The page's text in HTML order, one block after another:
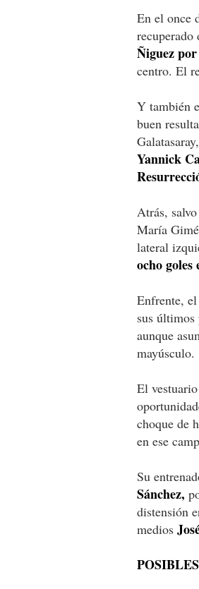
En el once
recuperado
Ñiguez
centro. El
Y también
buen
Yannick
Atrás,
María
lateral
ocho goles
Enfrente, el
sus
aunque
mayúsculo.
El
choque de
en ese
Su
Sánchez,
distensión
medios